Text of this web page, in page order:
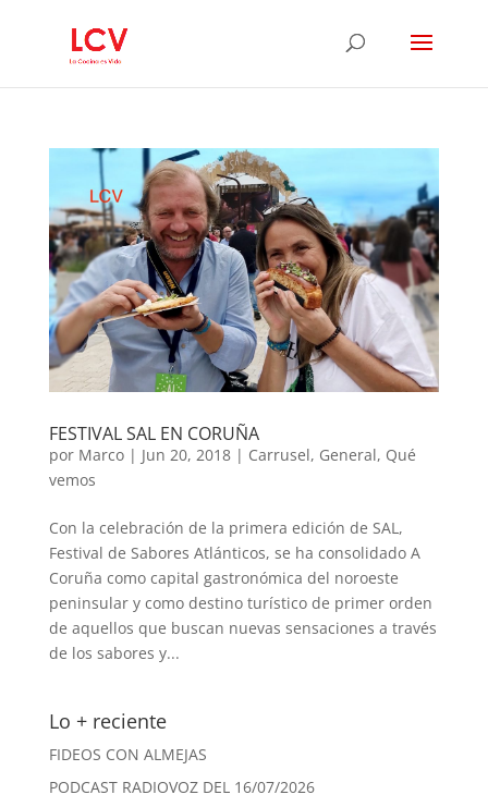
FESTIVAL SAL EN CORUÑA
por Marco| Jun 20, 2018| Carrusel, General, Qué
vemos
Con la celebración de la primera edición de SAL,
Festival de Sabores Atlánticos, se ha consolidado A
Coruña como capital gastronómica del noroeste
peninsular y como destino turístico de primer orden
de aquellos que buscan nuevas sensaciones a través
de los sabores y...
Lo + reciente
FIDEOS CON ALMEJAS
PODCAST RADIOVOZ DEL 16/07/2026